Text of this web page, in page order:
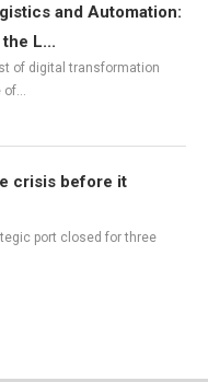
and Automation:
L...
of digital transformation
crisis before it
port closed for three